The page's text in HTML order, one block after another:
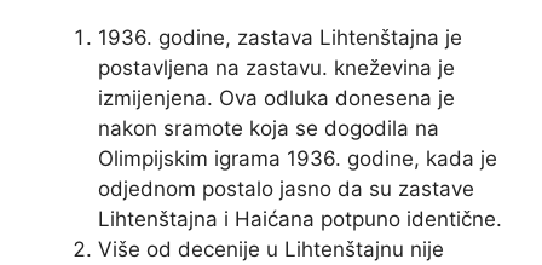
1936. godine, zastava Lihtenštajna je
postavljena na zastavu. kneževina je
izmijenjena. Ova odluka donesena je
nakon sramote koja se dogodila na
Olimpijskim igrama 1936. godine, kada je
odjednom postalo jasno da su zastave
Lihtenštajna i Haićana potpuno identične.
Više od decenije u Lihtenštajnu nije